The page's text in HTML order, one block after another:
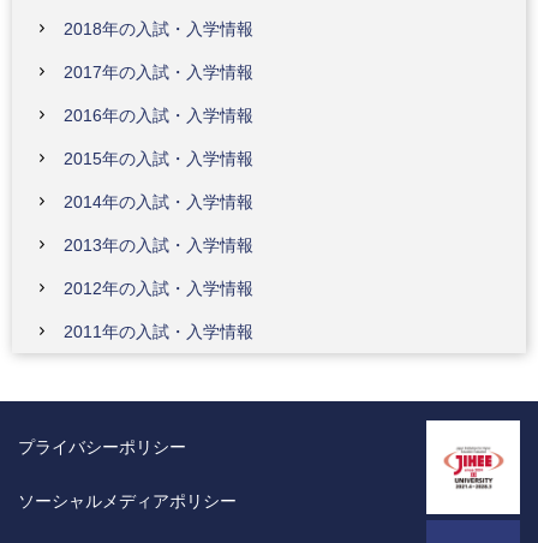
2018年の入試・入学情報
2017年の入試・入学情報
2016年の入試・入学情報
2015年の入試・入学情報
2014年の入試・入学情報
2013年の入試・入学情報
2012年の入試・入学情報
2011年の入試・入学情報
プライバシーポリシー
ソーシャルメディアポリシー